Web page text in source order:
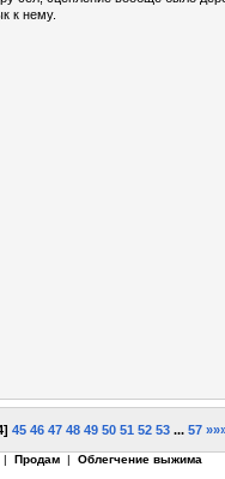
к нему.
] 45 46 47 48 49 50 51 52 53 ... 57
| Продам | Облегчение выжима